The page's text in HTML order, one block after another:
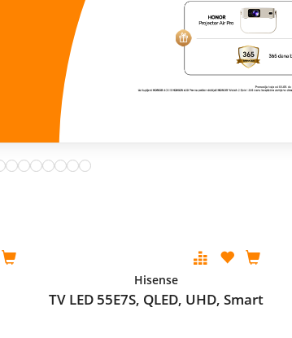
Hisense
TV LED 55E7S, QLED, UHD, Smart